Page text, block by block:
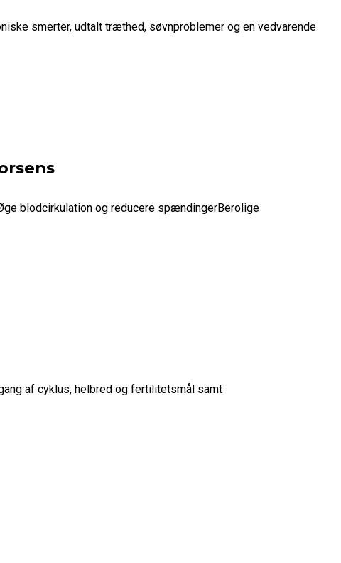
smerter, udtalt træthed, søvnproblemer og en vedvarende
blodcirkulation og reducere spændingerBerolige
af cyklus, helbred og fertilitetsmål samt